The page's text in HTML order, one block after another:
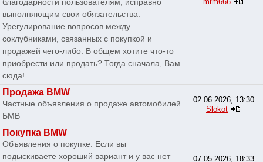
благодарности пользователям, исправно
выполняющим свои обязательства.
Урегулирование вопросов между
соклубниками, связанных с покупкой и
продажей чего-либо. В общем хотите что-то
приобрести или продать? Тогда сначала, Вам
сюда!
Продажа BMW
Частные объявления о продаже автомобилей
БМВ
02 06 2026, 13:30
Slokot
Покупка BMW
Объявления о покупке. Если вы
подыскиваете хороший вариант и у вас нет
07 05 2026, 18:33